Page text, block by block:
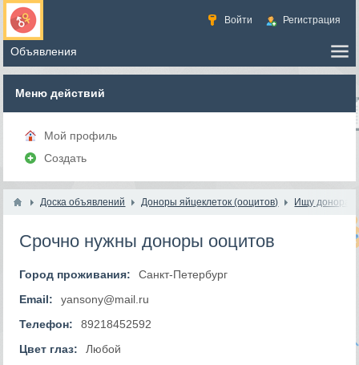
Войти Регистрация
Меню действий
Мой профиль
Создать
Доска объявлений Доноры яйцеклеток (ооцитов) Ищу донора
Срочно нужны доноры ооцитов
Город проживания:
Санкт-Петербург
Email:
yansony@mail.ru
Телефон:
89218452592
Цвет глаз:
Любой